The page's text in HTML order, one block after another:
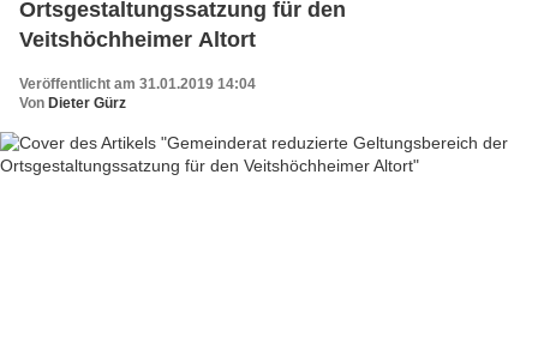
Ortsgestaltungssatzung für den
Veitshöchheimer Altort
Veröffentlicht am 31.01.2019 14:04
Von Dieter Gürz